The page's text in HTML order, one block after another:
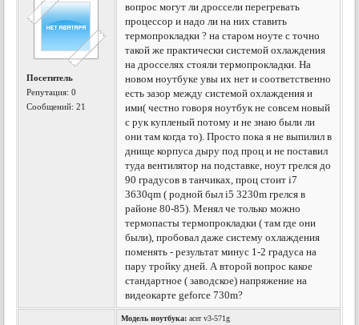
Посетитель
Репутация:0
Сообщений: 21
вопрос могут ли дроссели перегревать
процессор и надо ли на них ставить
термопрокладки ? на старом ноуте с точно
такой же практически системой охлаждения
на дросселях стояли термопрокладки. На
новом ноутбуке увы их нет и соответственно
есть зазор между системой охлаждения и
ими( честно говоря ноутбук не совсем новый
с рук купленый потому и не знаю были ли
они там когда то). Просто пока я не выпилил в
днище корпуса дыру под проц и не поставил
туда вентилятор на подставке, ноут грелся до
90 градусов в танчиках, проц стоит i7
3630qm ( родной был i5 3230m грелся в
районе 80-85). Менял че только можно
термопасты термопрокладки ( там где они
были), пробовал даже систему охлаждения
поменять - результат минус 1-2 градуса на
пару тройку дней. А второй вопрос какое
стандартное ( заводское) напряжение на
видеокарте geforce 730m?
Модель ноутбука: acer v3-571g